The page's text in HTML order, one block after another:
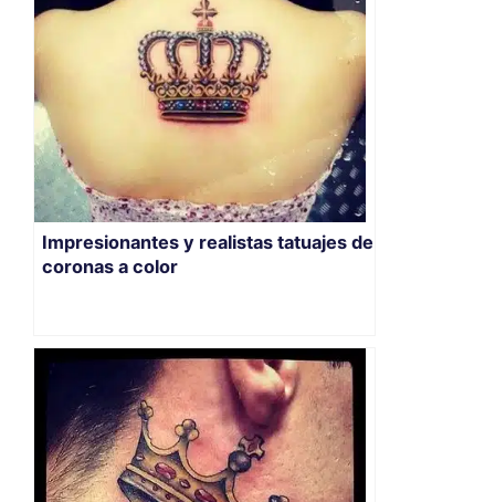
Impresionantes y realistas tatuajes de
coronas a color